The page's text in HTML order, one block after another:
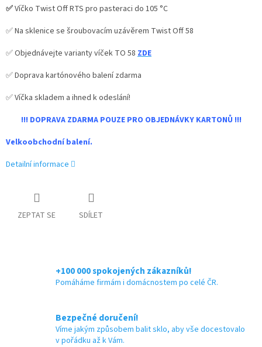
✅Víčko Twist Off RTS pro pasteraci do 105 °C
✅ Na sklenice se šroubovacím uzávěrem Twist Off 58
✅ Objednávejte varianty víček TO 58 ZDE
✅ Doprava kartónového balení zdarma
✅ Víčka skladem a ihned k odeslání!
!!! DOPRAVA ZDARMA POUZE PRO OBJEDNÁVKY KARTONŮ !!!
Velkoobchodní balení.
Detailní informace
ZEPTAT SE SDÍLET
+100 000 spokojených zákazníků!
Pomáháme firmám i domácnostem po celé ČR.
Bezpečné doručení!
Víme jakým způsobem balit sklo, aby vše docestovalo
v pořádku až k Vám.